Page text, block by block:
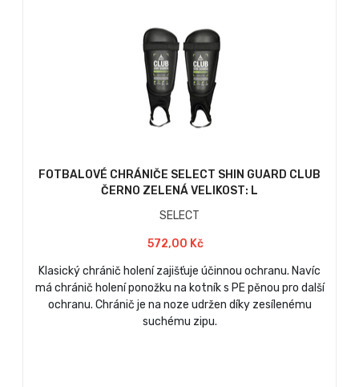
FOTBALOVÉ CHRÁNIČE SELECT SHIN GUARD CLUB
ČERNO ZELENÁ VELIKOST: L
SELECT
572,00 Kč
Klasický chránič holení zajišťuje účinnou ochranu. Navíc
má chránič holení ponožku na kotník s PE pěnou pro další
ochranu. Chránič je na noze udržen díky zesílenému
suchému zipu.